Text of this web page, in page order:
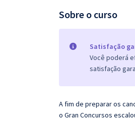
Sobre o curso
Satisfação
Você poderá
satisfação
A fim de preparar os
o Gran Concursos